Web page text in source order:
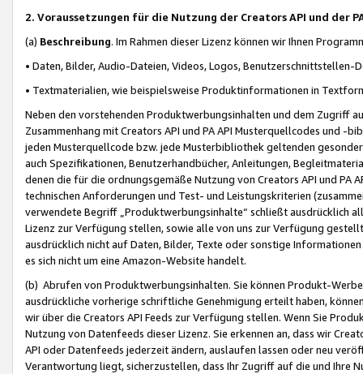
2. Voraussetzungen für die Nutzung der Creators API und der
(a) Beschreibung. Im Rahmen dieser Lizenz können wir Ihnen
• Daten, Bilder, Audio-Dateien, Videos, Logos, Benutzerschnittstellen-
• Textmaterialien, wie beispielsweise Produktinformationen in
Neben den vorstehenden Produktwerbungsinhalten und dem Zugriff
Zusammenhang mit Creators API und PA API Musterquellcodes und
jeden Musterquellcode bzw. jede Musterbibliothek geltenden
auch Spezifikationen, Benutzerhandbücher, Anleitungen,
denen die für die ordnungsgemäße Nutzung von Creators API und PA
technischen Anforderungen und Test- und Leistungskriterien
verwendete Begriff „Produktwerbungsinhalte“ schließt ausdrücklich
Lizenz zur Verfügung stellen, sowie alle von uns zur Verfügung
ausdrücklich nicht auf Daten, Bilder, Texte oder sonstige
es sich nicht um eine Amazon-Website handelt.
(b) Abrufen von Produktwerbungsinhalten. Sie können Produkt-
ausdrückliche vorherige schriftliche Genehmigung erteilt haben,
wir über die Creators API Feeds zur Verfügung stellen. Wenn Sie
Nutzung von Datenfeeds dieser Lizenz. Sie erkennen an, dass wir
API oder Datenfeeds jederzeit ändern, auslaufen lassen oder neu
Verantwortung liegt, sicherzustellen, dass Ihr Zugriff auf die und Ihre